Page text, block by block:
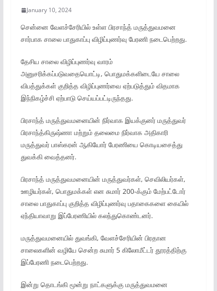
January 10, 2024
சென்னை வேளச்சேரியில் உள்ள பிரசாந்த் மருத்துவமனை
சார்பாக சாலை பாதுகாப்பு விழிப்புணர்வு பேரணி நடைபெற்றது.
தேசிய சாலை விழிப்புணர்வு வாரம்
அனுசரிக்கப்படுவதையொட்டி, பொதுமக்களிடையே சாலை
விபத்துக்கள் குறித்த விழிப்புணர்வை ஏற்படுத்தும் விதமாக
இந்நிகழ்ச்சி ஏற்பாடு செய்யப்பட்டிருந்தது.
பிரசாந்த் மருத்துவமனையின் நிர்வாக இயக்குனர் மருத்துவர்
பிரசாந்த்கிருஷ்ணா மற்றும் தலைமை நிர்வாக அதிகாரி
மருத்துவர் பாஸ்கரன் ஆகியோர் பேரணியை கொடியசைத்து
துவக்கி வைத்தனர்.
பிரசாந்த் மருத்துவமனையின் மருத்துவர்கள், செவிலியர்கள்,
ஊழியர்கள், பொதுமக்கள் என சுமார் 200-க்கும் மேற்பட்டோர்
சாலை பாதுகாப்பு குறித்த விழிப்புணர்வு பதாகைகளை கையில்
ஏந்தியாவாறு இப்பேரணியில் கலந்துகொண்டனர்.
மருத்துவமனையில் துவங்கி, வேளச்சேரியின் பிரதான
சாலைகளின் வழியே சென்ற சுமார் 5 கிலோமீட்டர் தூரத்திற்கு
இப்பேரணி நடைபெற்றது.
இன்று தொடங்கி மூன்று நாட்களுக்கு மருத்துவமனை